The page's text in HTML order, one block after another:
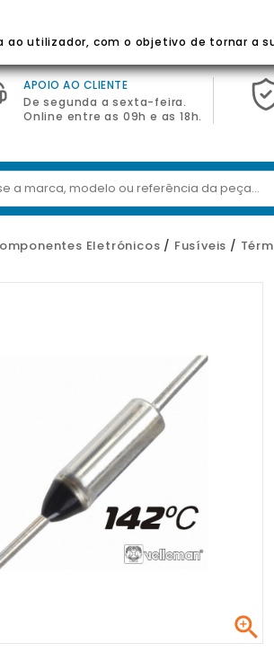
APOIO AO CLIENTE
De segunda a sexta-feira.
Online entre as 09h e as 18h.
Eletrónicos Fusíveis

ao utilizador, com o objetivo de tornar a